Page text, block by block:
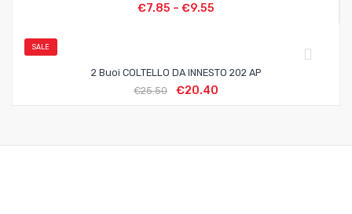
€7.85 – €9.55
SALE
2 Buoi COLTELLO DA INNESTO 202 AP
€25.50 €20.40